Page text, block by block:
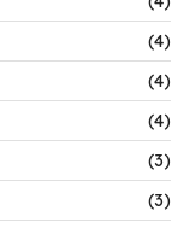
(4)
(4)
(4)
(3)
(3)